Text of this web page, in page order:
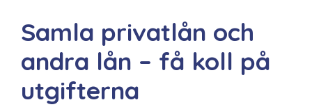
Samla privatlån och
andra lån – få koll på
utgifterna